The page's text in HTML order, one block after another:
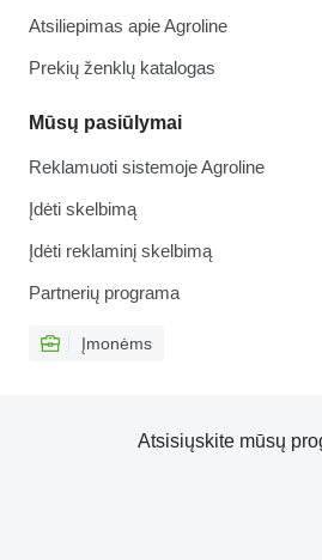
Atsiliepimas apie Agroline
Prekių ženklų katalogas
Mūsų pasiūlymai
Reklamuoti sistemoje Agroline
Įdėti skelbimą
Įdėti reklaminį skelbimą
Partnerių programa
Įmonėms
Atsisiųskite mūsų